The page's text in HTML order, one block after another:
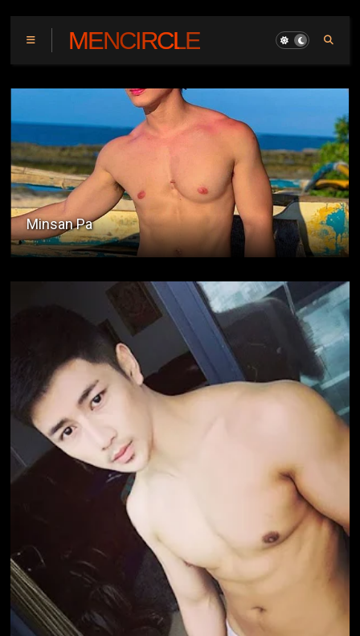
MENCIRCLE
Sa Tabi Ng Puntod